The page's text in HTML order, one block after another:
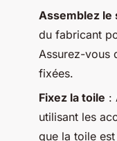
Assemblez le
du fabricant
Assurez-vous
fixées.
Fixez la toile :
utilisant les
que la toile